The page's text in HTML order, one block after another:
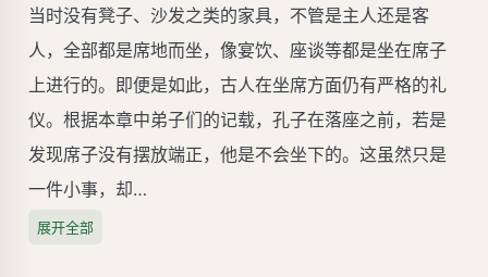
当时没有凳子、沙发之类的家具，不管是主人还是客
人，全部都是席地而坐，像宴饮、座谈等都是坐在席子
上进行的。即便是如此，古人在坐席方面仍有严格的礼
仪。根据本章中弟子们的记载，孔子在落座之前，若是
发现席子没有摆放端正，他是不会坐下的。这虽然只是
一件小事，却…
展开全部